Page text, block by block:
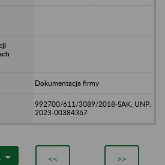
Dokumentacja firmy
992700/611/3089/2018-SAK; UNP:
2023-00384367
<< >>